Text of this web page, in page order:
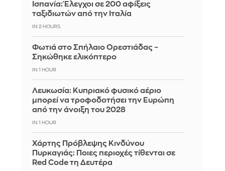
Ισπανία: Έλεγχοι σε 200 αφίξεις
ταξιδιωτών από την Ιταλία
IN 2 HOURS
Φωτιά στο Σπήλαιο Ορεστιάδας –
Σηκώθηκε ελικόπτερο
IN 1 HOUR
Λευκωσία: Κυπριακό φυσικό αέριο
μπορεί να τροφοδοτήσει την Ευρώπη
από την άνοιξη του 2028
IN 1 HOUR
Χάρτης Πρόβλεψης Κινδύνου
Πυρκαγιάς: Ποιες περιοχές τίθενται σε
Red Code τη Δευτέρα